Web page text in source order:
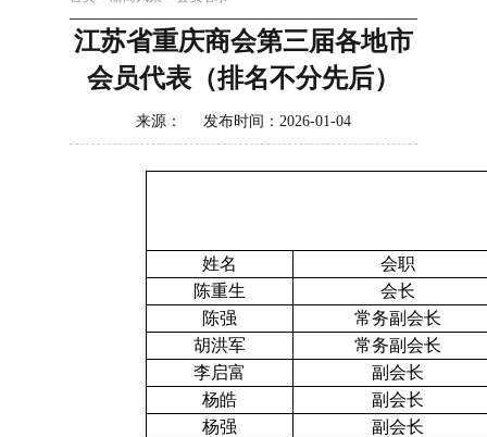
江苏省重庆商会第三届各地市
会员代表（排名不分先后）
来源： 发布时间：2026-01-04
姓名
会职
陈重生
会长
陈强
常务副会长
胡洪军
常务副会长
李启富
副会长
杨皓
副会长
杨强
副会长